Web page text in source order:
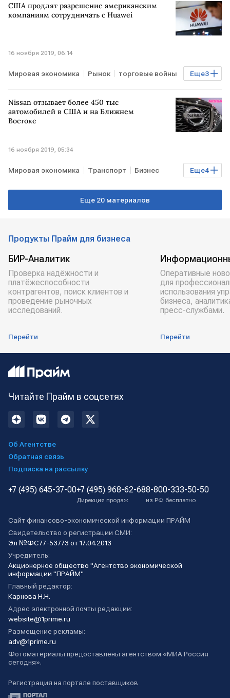
США продлят разрешение американским
компаниям сотрудничать с Huawei
16 ноября 2019, 06:14
Еще3
Мировая экономика Рынок торговые войны
США КИТАЙ торговая война
Nissan отзывает более 450 тыс
автомобилей в США и на Ближнем
Востоке
16 ноября 2019, 05:34
Еще4
Мировая экономика Транспорт Бизнес
Авто ЯПОНИЯ Nissan
США
Еще 20 материалов
Продукты Прайм для бизнеса
БИР-Аналитик
Проверка надёжности и
платёжеспособности
контрагентов, поиск клиентов и
проведение рыночных
исследований.
Перейти
Оперативные
для
использования
бизнеса,
пресс-службами.
Перейти
Читайте Прайм в соцсетях
Об Агентстве
Обратная связь
Подписка на рассылку
+7 (495) 645-37-00+7 (495) 968-62-68
Дирекция продаж
8-800-333-50-50
из РФ бесплатно
Сайт финансово-экономической информации ПРАЙМ
Свидетельство о регистрации СМИ:
Эл №ФС77-53773 от 17.04.2013
Учредитель:
Акционерное общество "Агентство экономической
информации "ПРАЙМ"
Главный редактор:
Карнова Н.Н.
Адрес электронной почты редакции:
website@1prime.ru
Размещение рекламы:
adv@1prime.ru
Фотоматериалы предоставлены агентством «МИА Россия
сегодня».
Регистрация на портале поставщиков